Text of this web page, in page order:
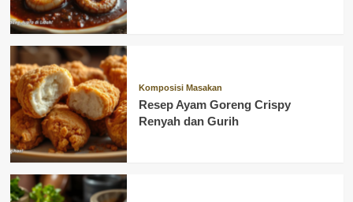
Komposisi Masakan
Resep Ayam Goreng Crispy
Renyah dan Gurih